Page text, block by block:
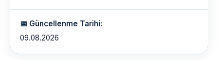
📅 Güncellenme Tarihi:
09.08.2026